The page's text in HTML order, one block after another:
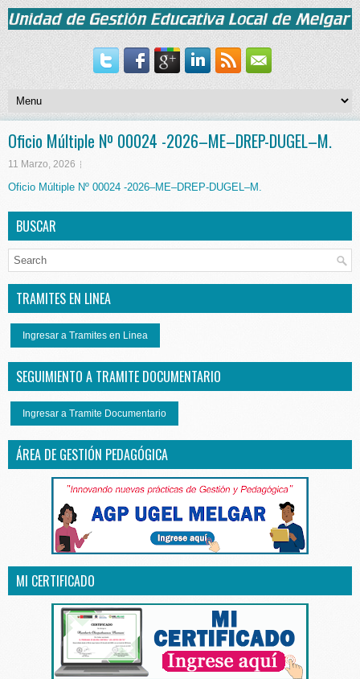
Oficio Múltiple Nº 00024 -2026–ME–DREP-DUGEL–M.
11 Marzo, 2026
Oficio Múltiple Nº 00024 -2026–ME–DREP-DUGEL–M.
BUSCAR
TRAMITES EN LINEA
Ingresar a Tramites en Linea
SEGUIMIENTO A TRAMITE DOCUMENTARIO
Ingresar a Tramite Documentario
ÁREA DE GESTIÓN PEDAGÓGICA
MI CERTIFICADO